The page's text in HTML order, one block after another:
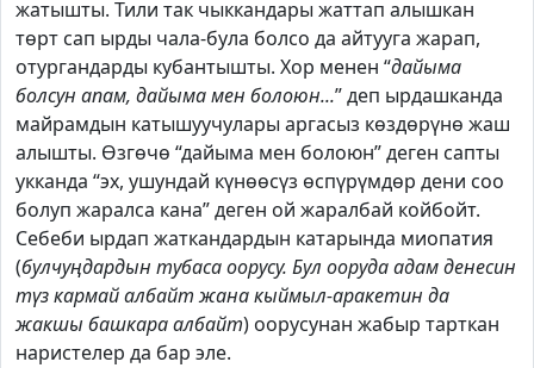
жатышты. Тили так чыккандары жаттап алышкан
төрт сап ырды чала-була болсо да айтууга жарап,
отургандарды кубантышты. Хор менен “дайыма
болсун апам, дайыма мен болоюн...” деп ырдашканда
майрамдын катышуучулары аргасыз көздөрүнө жаш
алышты. Өзгөчө “дайыма мен болоюн” деген сапты
укканда “эх, ушундай күнөөсүз өспүрүмдөр дени соо
болуп жаралса кана” деген ой жаралбай койбойт.
Себеби ырдап жаткандардын катарында миопатия
(булчуңдардын тубаса оорусу. Бул ооруда адам денесин
түз кармай албайт жана кыймыл-аракетин да
жакшы башкара албайт) оорусунан жабыр тарткан
наристелер да бар эле.